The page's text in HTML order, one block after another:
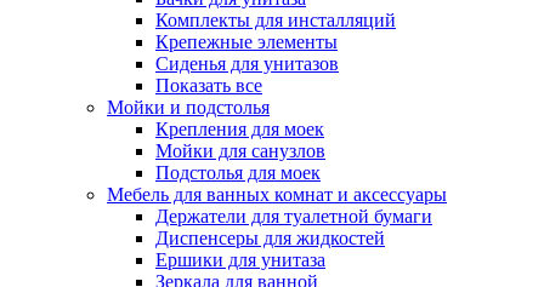
Комплекты для инсталляций
Крепежные элементы
Сиденья для унитазов
Показать все
Мойки и подстолья
Крепления для моек
Мойки для санузлов
Подстолья для моек
Мебель для ванных комнат и аксессуары
Держатели для туалетной бумаги
Диспенсеры для жидкостей
Ершики для унитаза
Зеркала для ванной